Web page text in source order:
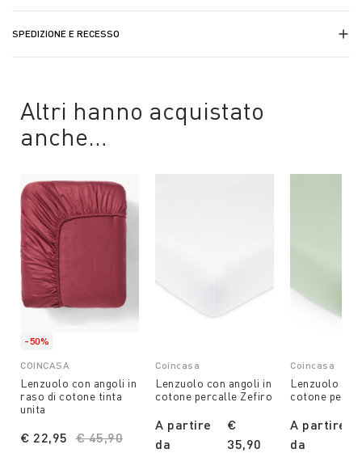
SPEDIZIONE E RECESSO
Altri hanno acquistato
anche…
-50%
COINCASA
Lenzuolo con angoli in
raso di cotone tinta
unita
Price reduced from
€ 45,90
€ 22,95
Coincasa
Lenzuolo con angoli in
cotone percalle Zefiro
A partire
da
€
35,90
Coincasa
Lenzuolo
cotone
A partire
da